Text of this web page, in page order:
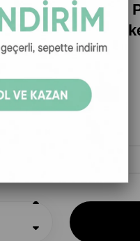
U Low Cut 3
Çorap - 3'lü